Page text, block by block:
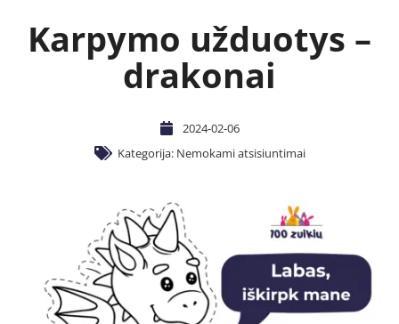
Karpymo užduotys –
drakonai
2024-02-06
Kategorija: Nemokami atsisiuntimai